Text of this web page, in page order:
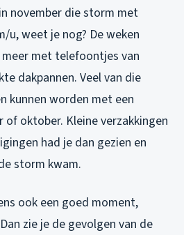
november die storm met
weet je nog? De weken
met telefoontjes van
dakpannen. Veel van die
kunnen worden met een
of oktober. Kleine verzakkingen
had je dan gezien en
storm kwam.
ook een goed moment,
zie je de gevolgen van de